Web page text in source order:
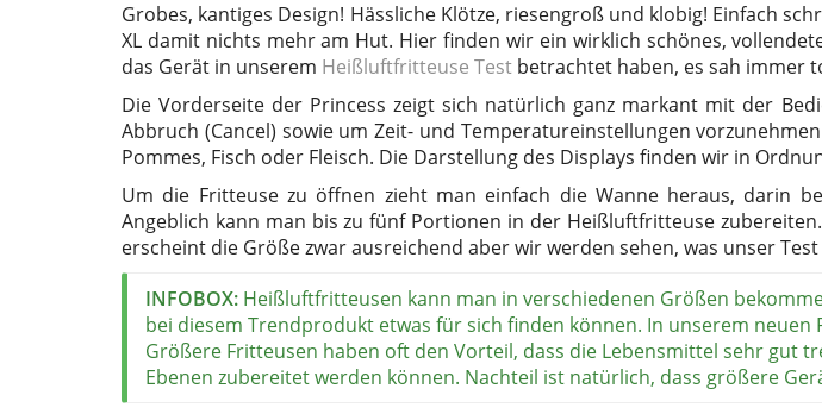
Grobes, kantiges Design! Hässliche Klötze, riesengroß und klobig! Einfach
XL damit nichts mehr am Hut. Hier finden wir ein wirklich schönes,
das Gerät in unserem Heißluftfritteuse Test betrachtet haben, es sah immer
Die Vorderseite der Princess zeigt sich natürlich ganz markant mit der
Abbruch (Cancel) sowie um Zeit- und Temperatureinstellungen
Pommes, Fisch oder Fleisch. Die Darstellung des Displays finden wir in
Um die Fritteuse zu öffnen zieht man einfach die Wanne heraus, darin
Angeblich kann man bis zu fünf Portionen in der Heißluftfritteuse
erscheint die Größe zwar ausreichend aber wir werden sehen, was unser
INFOBOX: Heißluftfritteusen kann man in verschiedenen Größen
bei diesem Trendprodukt etwas für sich finden können. In unserem
Größere Fritteusen haben oft den Vorteil, dass die Lebensmittel sehr gut
Ebenen zubereitet werden können. Nachteil ist natürlich, dass größere